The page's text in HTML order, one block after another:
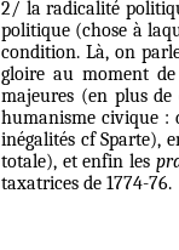
2/ la radicalité
politique (chose à
condition. Là, on
gloire au moment
majeures (en plus
humanisme civique :
inégalités cf Sparte),
totale), et enfin les
taxatrices de 1774-76.